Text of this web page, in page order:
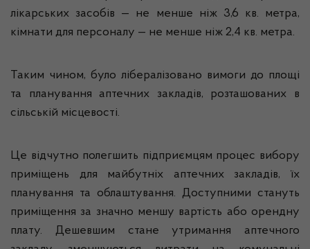
лікарських засобів — не менше ніж 3,6 кв. метра,
кімнати для персоналу — не менше ніж 2,4 кв. метра.
Таким чином, було лібералізовано вимоги до площі
та планування аптечних закладів, розташованих в
сільській місцевості.
Це відчутно полегшить підприємцям процес вибору
приміщень для майбутніх аптечних закладів, їх
планування та облаштування. Доступними стануть
приміщення за значно меншу вартість або орендну
плату. Дешевшим стане утримання аптечного